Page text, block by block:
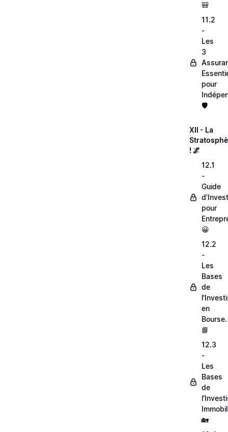
🎒
11.2
-
Les
3
pour
🛡️
XII - La
! 🌌
12.1
-
Guide
pour
😀
12.2
-
Les
Bases
de
en
Bourse.
📘
12.3
-
Les
Bases
de
🏡